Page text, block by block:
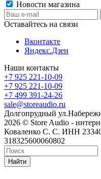
Новости магазина
Оставайтесь на связи
Вконтакте
Яндекс.Дзен
Наши контакты
+7 925 221-10-09
+7 925 221-10-09
+7 499 391-24-26
sale@storeaudio.ru
Долгопрудный
2026 © Store Audio -
Коваленко С. С. ИНН
318325600060802
Найти